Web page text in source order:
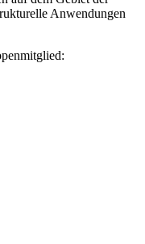
Anwendungen